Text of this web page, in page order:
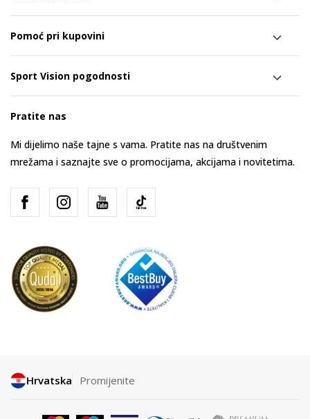
Pomoć pri kupovini
Sport Vision pogodnosti
Pratite nas
Mi dijelimo naše tajne s vama. Pratite nas na društvenim
mrežama i saznajte sve o promocijama, akcijama i novitetima.
Hrvatska Promijenite